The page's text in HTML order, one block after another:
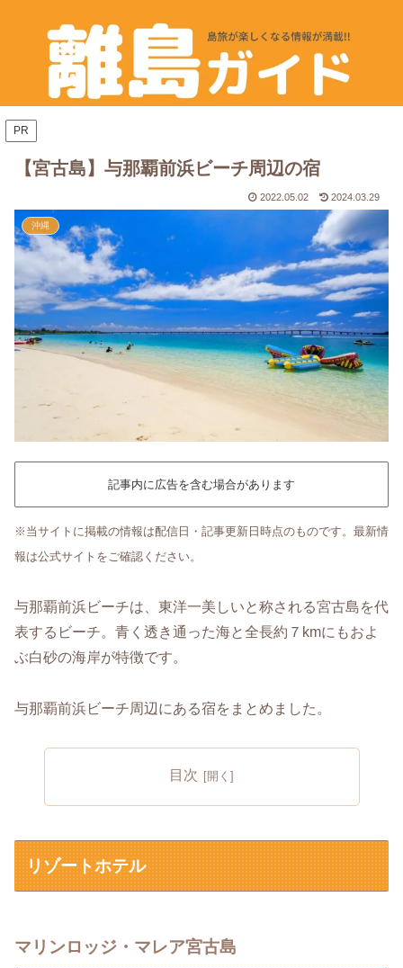
PR
【宮古島】与那覇前浜ビーチ周辺の宿
2022.05.02 2024.03.29
沖縄
記事内に広告を含む場合があります
※当サイトに掲載の情報は配信日・記事更新日時点のものです。最新情
報は公式サイトをご確認ください。
与那覇前浜ビーチは、東洋一美しいと称される宮古島を代
表するビーチ。青く透き通った海と全長約７kmにもおよ
ぶ白砂の海岸が特徴です。
与那覇前浜ビーチ周辺にある宿をまとめました。
目次
リゾートホテル
マリンロッジ・マレア宮古島